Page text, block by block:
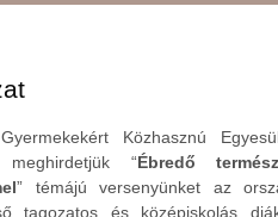
Közhasznú
meghirdetjük “Ébredő
” témájú versenyünket az
tagozatos és középiskolás